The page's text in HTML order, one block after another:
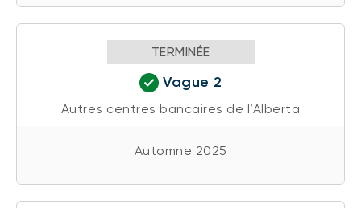
TERMINÉE
Vague 2
Autres centres bancaires de l’Alberta
Automne 2025